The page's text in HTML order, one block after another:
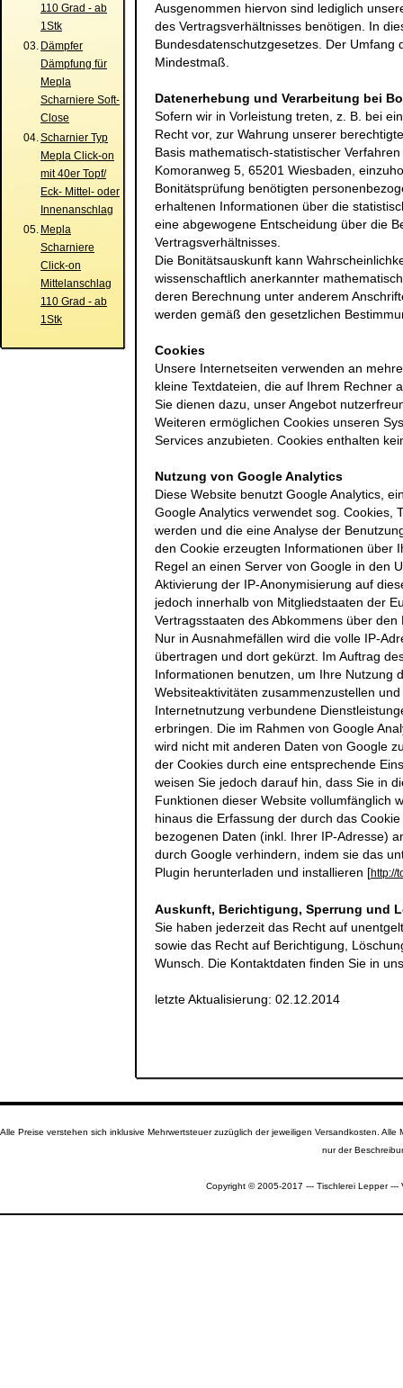
110 Grad - ab
1Stk
03. Dämpfer
Dämpfung für
Mepla
Scharniere Soft-
Close
04.Scharnier Typ
Mepla Click-on
mit 40er Topf/
Eck- Mittel- oder
Innenanschlag
05. Mepla
Scharniere
Click-on
Mittelanschlag
110 Grad - ab
1Stk
Ausgenommen hiervon sind lediglich
des Vertragsverhältnisses benötigen. In
Bundesdatenschutzgesetzes. Der
Mindestmaß.
Datenerhebung und Verarbeitung bei
Sofern wir in Vorleistung treten, z. B. bei
Recht vor, zur Wahrung unserer
Basis mathematisch-statistischer
Komoranweg 5, 65201 Wiesbaden ,
Bonitätsprüfung benötigten
erhaltenen Informationen über die
eine abgewogene Entscheidung über die
Vertragsverhältnisses.
Die Bonitätsauskunft kann
wissenschaftlich anerkannter
deren Berechnung unter anderem
werden gemäß den gesetzlichen
Cookies
Unsere Internetseiten verwenden an
kleine Textdateien, die auf Ihrem Rechner
Sie dienen dazu, unser Angebot
Weiteren ermöglichen Cookies unseren
Services anzubieten. Cookies enthalten
Nutzung von Google Analytics
Diese Website benutzt Google Analytics,
Google Analytics verwendet sog.
werden und die eine Analyse der
den Cookie erzeugten Informationen über
Regel an einen Server von Google in den
Aktivierung der IP-Anonymisierung auf
jedoch innerhalb von Mitgliedstaaten der
Vertragsstaaten des Abkommens über
Nur in Ausnahmefällen wird die volle IP-
übertragen und dort gekürzt. Im Auftrag
Informationen benutzen, um Ihre Nutzung
Websiteaktivitäten zusammenzustellen
Internetnutzung verbundene
erbringen. Die im Rahmen von Google
wird nicht mit anderen Daten von Google
der Cookies durch eine entsprechende
weisen Sie jedoch darauf hin, dass Sie in
Funktionen dieser Website vollumfänglich
hinaus die Erfassung der durch das
bezogenen Daten (inkl. Ihrer IP-Adresse)
durch Google verhindern, indem sie das
Plugin herunterladen und installieren [http://
Auskunft, Berichtigung, Sperrung und
Sie haben jederzeit das Recht auf
sowie das Recht auf Berichtigung,
Wunsch. Die Kontaktdaten finden Sie in
letzte Aktualisierung: 02.12.2014
Alle Preise verstehen sich inklusive Mehrwertsteuer zuzüglich der jeweiligen Versandkosten.
nur der
Copyright © 2005-2017 --- Tischlerei Lepper